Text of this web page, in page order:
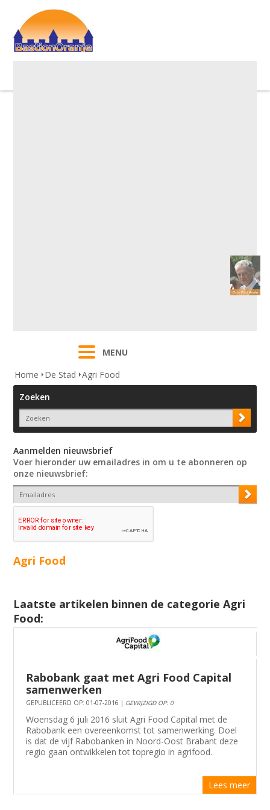
MENU
Home
De Stad Agri Food
Zoeken
Aanmelden nieuwsbrief
Voer hieronder uw emailadres in om u te abonneren op
onze nieuwsbrief:
Agri Food
Laatste artikelen binnen de categorie Agri
Food:
Rabobank gaat met Agri Food Capital
samenwerken
GEPUBLICEERD OP: 01-07-2016 | GEWIJZIGD OP: 0
Woensdag 6 juli 2016 sluit Agri Food Capital met de
Rabobank een overeenkomst tot samenwerking. Doel
is dat de vijf Rabobanken in Noord-Oost Brabant deze
regio gaan ontwikkelen tot topregio in agrifood.
Lees meer